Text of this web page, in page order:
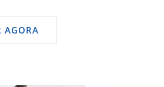
AGORA